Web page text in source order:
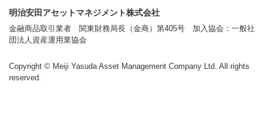
明治安田アセットマネジメント株式会社
金融商品取引業者 関東財務局長（金商）第405号 加入協会：一般社
団法人資産運用業協会
Copyright © Meiji Yasuda Asset Management Company Ltd. All rights
reserved.